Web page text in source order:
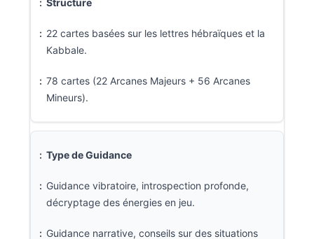
Structure
22 cartes basées sur les lettres hébraïques et la
Kabbale.
78 cartes (22 Arcanes Majeurs + 56 Arcanes
Mineurs).
Type de Guidance
Guidance vibratoire, introspection profonde,
décryptage des énergies en jeu.
Guidance narrative, conseils sur des situations